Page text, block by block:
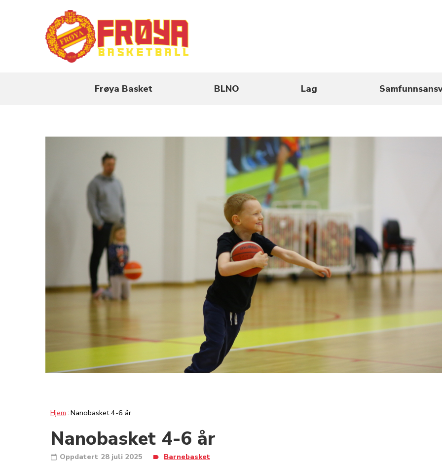
Frøya Basket BLNO Lag
Hjem Nanobasket 4-6 år
Nanobasket 4-6 år
Oppdatert 28 juli 2025 Barnebasket